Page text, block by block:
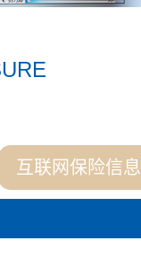
互联网保险信息